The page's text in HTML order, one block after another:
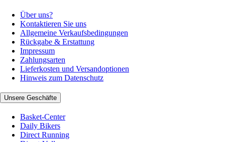
Über uns?
Kontaktieren Sie uns
Allgemeine Verkaufsbedingungen
Rückgabe & Erstattung
Impressum
Zahlungsarten
Lieferkosten und Versandoptionen
Hinweis zum Datenschutz
Unsere Geschäfte
Basket-Center
Daily Bikers
Direct Running